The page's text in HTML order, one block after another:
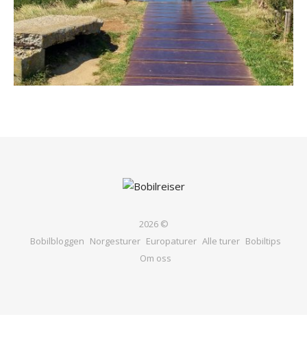
2026 ©
Bobilbloggen Norgesturer Europaturer Alle turer Bobiltips
Om oss